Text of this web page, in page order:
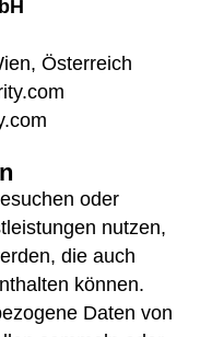
Österreich
oder
nutzen,
die auch
können.
Daten von